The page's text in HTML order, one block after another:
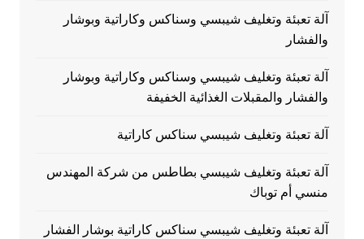
آلة تعبئة وتغليف شيبسي وسناكس وكاراتية وبوشار
والفشار
آلة تعبئة وتغليف شيبسي وسناكس وكاراتية وبوشار
والفشار والمقبلات الغذائية الخفيفة
آلة تعبئة وتغليف شيبسي سناكس كاراتية
آلة تعبئة وتغليف شيبسي بطاطس من شركة المهندس
منسي أم توباك
آلة تعبئة وتغليف شيبسي سناكس كاراتية بوشار الفشار